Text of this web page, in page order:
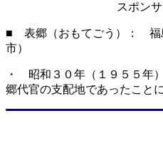
スポン
■ 表郷（おもてごう）： 福
市）
・ 昭和３０年（１９５５年
郷代官の支配地であったこと